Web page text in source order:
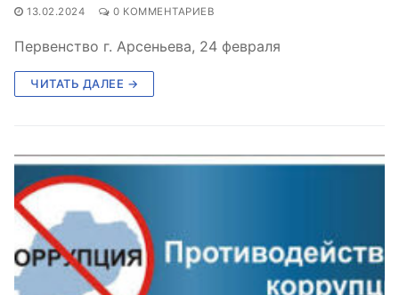
13.02.2024 0 КОММЕНТАРИЕВ
Первенство г. Арсеньева, 24 февраля
ЧИТАТЬ ДАЛЕЕ →